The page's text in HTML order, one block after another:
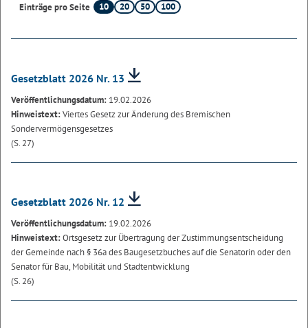
Einträge pro Seite
10 20 50 100
Gesetzblatt 2026 Nr. 13
Veröffentlichungsdatum: 19.02.2026
Hinweistext:Viertes Gesetz zur Änderung des Bremischen
Sondervermögensgesetzes
(S. 27)
Gesetzblatt 2026 Nr. 12
Veröffentlichungsdatum: 19.02.2026
Hinweistext:Ortsgesetz zur Übertragung der Zustimmungsentscheidung
der Gemeinde nach § 36a des Baugesetzbuches auf die Senatorin oder den
Senator für Bau, Mobilität und Stadtentwicklung
(S. 26)